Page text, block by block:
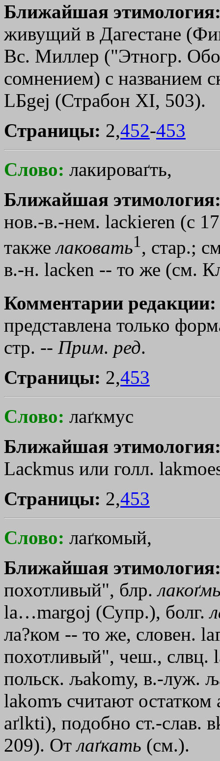
Ближайшая
живущий в Дагестане
Вс. Миллер ("Этногр.
сомнением) с названием
LБgej (Страбон ХI, 503).
Страницы: 2,452-453
Слово: лакироваґть,
Ближайшая
нов.-в.-нем. lасkiеrеn (с
такжелаковать1, стар.;
в.-н. lасkеn -- то же (см.
Комментарии редакции:
представлена только
стр. -- Прим. ред.
Страницы: 2,453
Слово: лаґкмус
Ближайшая
Lackmus или голл.
Страницы: 2,453
Слово: лаґкомый,
Ближайшая
похотливый", блр.
la…margoj (Супр.), болг.
ла?ком -- то же, словен.
похотливый", чеш., слвц.
польск. љаkоmу, в.-луж.
lakomъ считают остатком
aґlkti), подобно ст.-слав. в
209). Отлаґкать (см.).